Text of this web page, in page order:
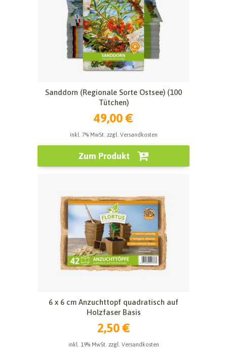
Sanddorn (Regionale Sorte Ostsee) (100
Tütchen)
49,00 €
inkl. 7% MwSt. zzgl. Versandkosten
Zum Produkt
6 x 6 cm Anzuchttopf quadratisch auf
Holzfaser Basis
2,50 €
inkl. 19% MwSt. zzgl. Versandkosten